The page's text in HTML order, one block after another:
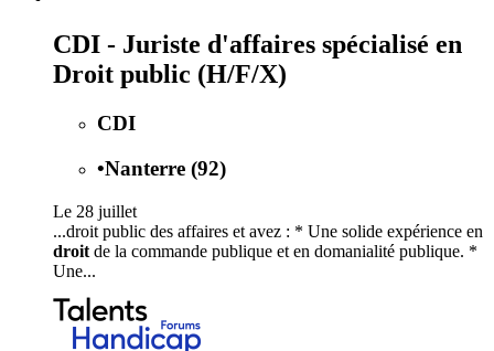
CDI - Juriste d'affaires spécialisé en
Droit public (H/F/X)
CDI
•Nanterre (92)
Le 28 juillet
...droit public des affaires et avez : * Une solide expérience en
droit de la commande publique et en domanialité publique. *
Une...